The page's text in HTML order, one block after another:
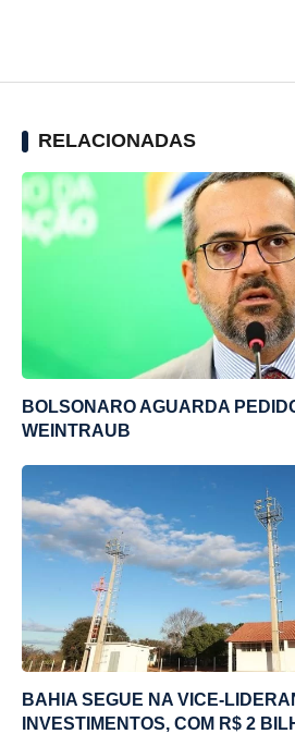
RELACIONADAS
BOLSONARO AGUARDA
WEINTRAUB
BAHIA SEGUE NA VICE-
INVESTIMENTOS, COM R$ 2